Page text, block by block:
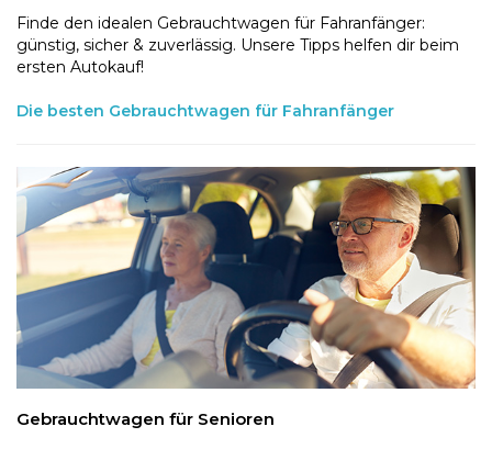
Finde den idealen Gebrauchtwagen für Fahranfänger:
günstig, sicher & zuverlässig. Unsere Tipps helfen dir beim
ersten Autokauf!
Die besten Gebrauchtwagen für Fahranfänger
Gebrauchtwagen für Senioren